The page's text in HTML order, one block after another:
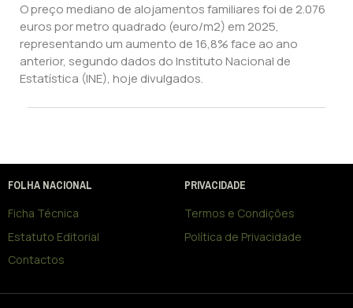
O preço mediano de alojamentos familiares foi de 2.076
euros por metro quadrado (euro/m2) em 2025,
representando um aumento de 16,8% face ao ano
anterior, segundo dados do Instituto Nacional de
Estatística (INE), hoje divulgados.
FOLHA NACIONAL
Ficha Técnica
Estatuto Editorial
Contactos
PRIVACIDADE
Termos e Condições
Política de Privacidade